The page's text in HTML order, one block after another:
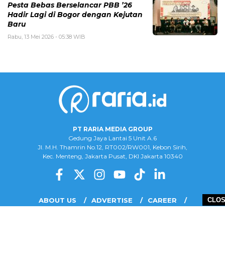
Pesta Bebas Berselancar PBB ’26
Hadir Lagi di Bogor dengan Kejutan
Baru
Rabu, 13 Mei 2026 - 05:38 WIB
PT RARIA MEDIA GROUP
Gedung Jaya Lantai 5 Unit A.6
Jl. M.H. Thamrin No.12, RT002/RW001, Kebon Sirih,
Kec. Menteng, Jakarta Pusat, DKI Jakarta 10340
ABOUT US ADVERTISE
CAREER